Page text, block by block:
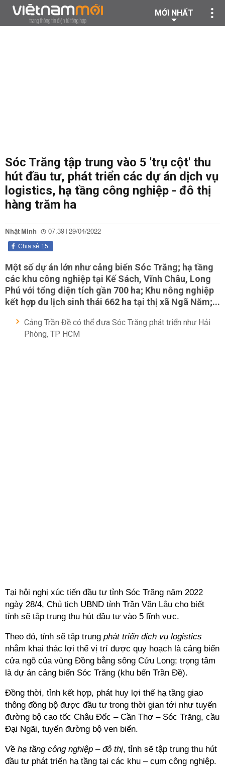
MỚI NHẤT
Sóc Trăng tập trung vào 5 'trụ cột' thu
hút đầu tư, phát triển các dự án dịch vụ
logistics, hạ tầng công nghiệp - đô thị
hàng trăm ha
Nhật Minh 07:39 | 29/04/2022
15
Chia sẻ
Một số dự án lớn như cảng biển Sóc Trăng; hạ tầng
các khu công nghiệp tại Kế Sách, Vĩnh Châu, Long
Phú với tổng diện tích gần 700 ha; Khu nông nghiệp
kết hợp du lịch sinh thái 662 ha tại thị xã Ngã Năm;...
Cảng Trần Đề có thể đưa Sóc Trăng phát triển như Hải
Phòng, TP HCM
Tại hội nghị xúc tiến đầu tư tỉnh Sóc Trăng năm 2022
ngày 28/4, Chủ tịch UBND tỉnh Trần Văn Lâu cho biết
tỉnh sẽ tập trung thu hút đầu tư vào 5 lĩnh vực.
Theo đó, tỉnh sẽ tập trung phát triển dịch vụ logistics
nhằm khai thác lợi thế vị trí được quy hoạch là cảng biển
cửa ngõ của vùng Đồng bằng sông Cửu Long; trọng tâm
là dự án cảng biển Sóc Trăng (khu bến Trần Đề).
Đồng thời, tỉnh kết hợp, phát huy lợi thế hạ tầng giao
thông đồng bộ được đầu tư trong thời gian tới như tuyến
đường bộ cao tốc Châu Đốc – Cần Thơ – Sóc Trăng, cầu
Đại Ngãi, tuyến đường bộ ven biển.
Về hạ tầng công nghiệp – đô thị, tỉnh sẽ tập trung thu hút
đầu tư phát triển hạ tầng tại các khu – cụm công nghiệp.